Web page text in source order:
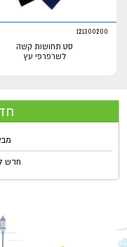
121300200
סט תחושות קשה
לשרפרפי עץ
חדש